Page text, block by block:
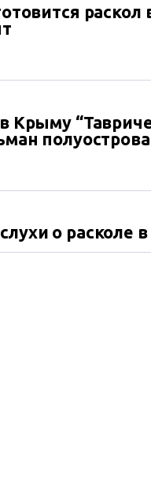
Крыму
полуострова
о расколе